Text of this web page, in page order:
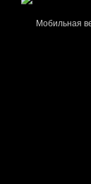
Мобильная